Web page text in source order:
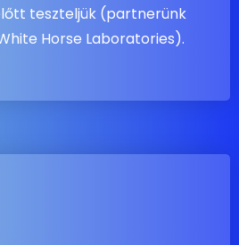
teszteljük (partnerünk
Horse Laboratories).